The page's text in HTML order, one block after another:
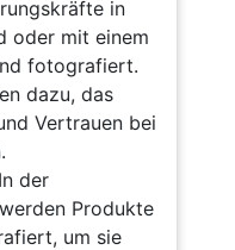
in
oder mit einem
fotografiert.
dazu, das
Vertrauen bei
der
Produkte
um sie